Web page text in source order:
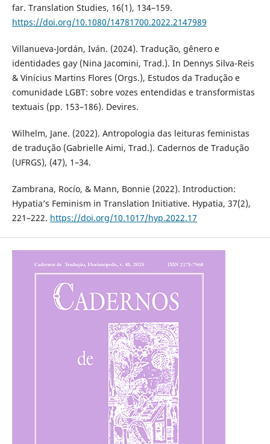
far. Translation Studies, 16(1), 134–159.
https://doi.org/10.1080/14781700.2022.2147989
Villanueva-Jordán, Iván. (2024). Tradução, gênero e
identidades gay (Nina Jacomini, Trad.). In Dennys Silva-Reis
& Vinícius Martins Flores (Orgs.), Estudos da Tradução e
comunidade LGBT: sobre vozes entendidas e transformistas
textuais (pp. 153–186). Devires.
Wilhelm, Jane. (2022). Antropologia das leituras feministas
de tradução (Gabrielle Aimi, Trad.). Cadernos de Tradução
(UFRGS), (47), 1–34.
Zambrana, Rocío, & Mann, Bonnie (2022). Introduction:
Hypatia’s Feminism in Translation Initiative. Hypatia, 37(2),
221–222. https://doi.org/10.1017/hyp.2022.17